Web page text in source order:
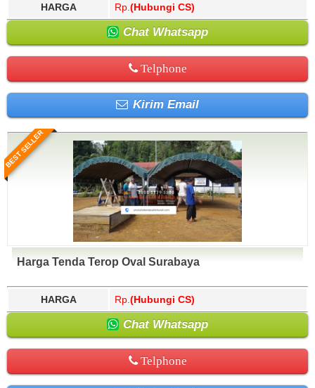
HARGA Rp. (Hubungi CS)
Chat Whatsapp
Telphone
Kirim Email
BEST SELLER
Harga Tenda Terop Oval Surabaya
HARGA Rp. (Hubungi CS)
Chat Whatsapp
Telphone